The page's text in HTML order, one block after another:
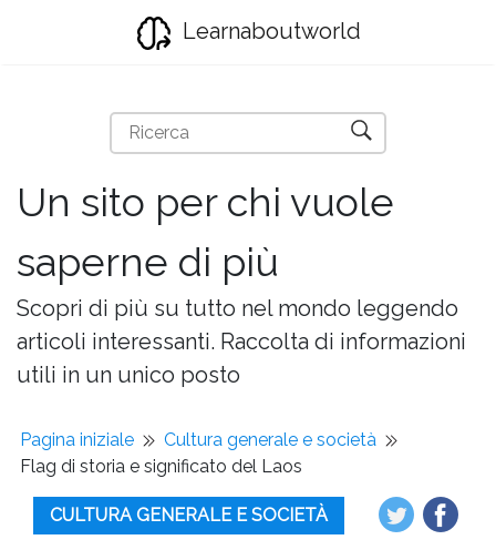
Learnaboutworld
Un sito per chi vuole
saperne di più
Scopri di più su tutto nel mondo leggendo
articoli interessanti. Raccolta di informazioni
utili in un unico posto
Pagina iniziale
Cultura generale e società
Flag di storia e significato del Laos
CULTURA GENERALE E SOCIETÀ